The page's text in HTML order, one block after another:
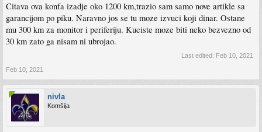
Citava ova konfa izadje oko 1200 km,trazio sam samo nove artikle sa
garancijom po piku. Naravno jos se tu moze izvuci koji dinar. Ostane
mu 300 km za monitor i periferiju. Kuciste moze biti neko bezvezno od
30 km zato ga nisam ni ubrojao.
Last edited: Feb 10, 2021
Feb 10, 2021
nivla
Komšija